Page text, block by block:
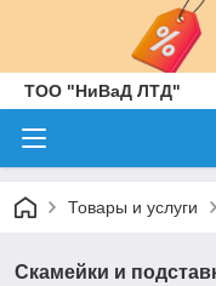
ТОО "НиВаД ЛТД"
Товары и услуги
Скамейки и